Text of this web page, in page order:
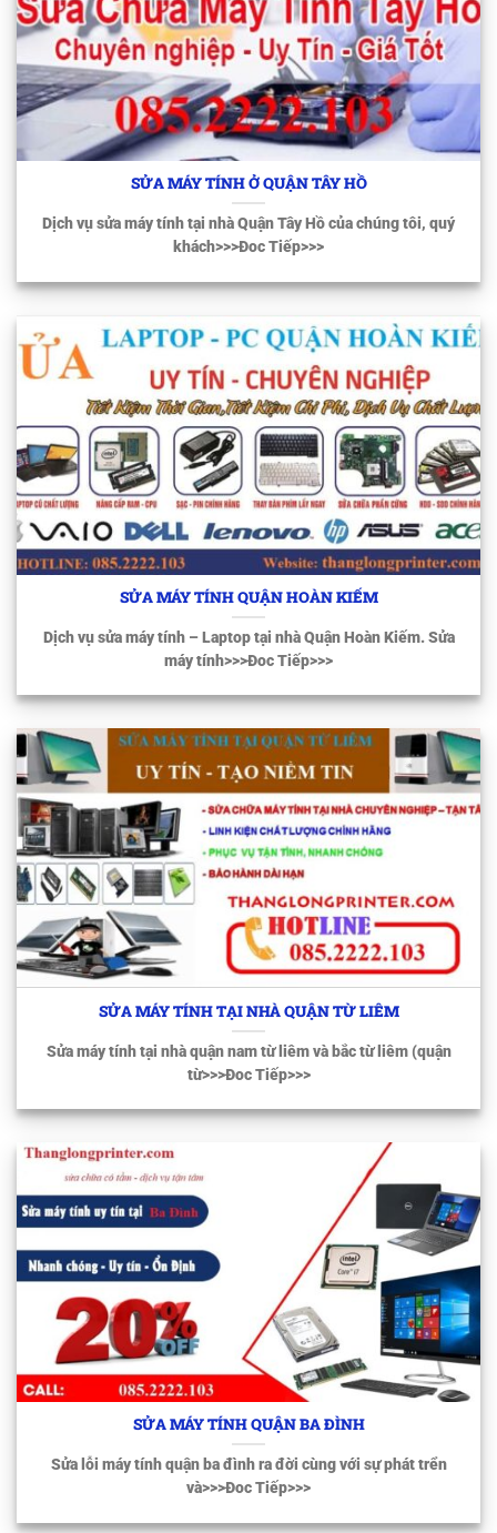
SỬA MÁY TÍNH Ở QUẬN TÂY HỒ
Dịch vụ sửa máy tính tại nhà Quận Tây Hồ của chúng tôi, quý
khách>>>Đoc Tiếp>>>
SỬA MÁY TÍNH QUẬN HOÀN KIẾM
Dịch vụ sửa máy tính – Laptop tại nhà Quận Hoàn Kiếm. Sửa
máy tính>>>Đoc Tiếp>>>
SỬA MÁY TÍNH TẠI NHÀ QUẬN TỪ LIÊM
Sửa máy tính tại nhà quận nam từ liêm và bắc từ liêm (quận
từ>>>Đoc Tiếp>>>
SỬA MÁY TÍNH QUẬN BA ĐÌNH
Sửa lỗi máy tính quận ba đình ra đời cùng với sự phát trển
và>>>Đoc Tiếp>>>